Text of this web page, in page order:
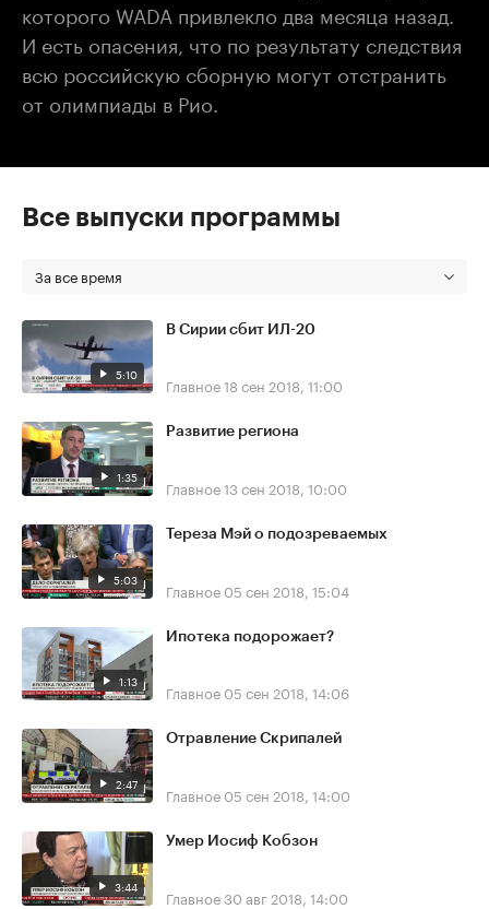
которого WADA привлекло два месяца назад.
И есть опасения, что по результату следствия
всю российскую сборную могут отстранить
от олимпиады в Рио.
Все выпуски программы
За все время
5:10
В Сирии сбит ИЛ-20
Главное18 сен 2018, 11:00
1:35
Развитие региона
Главное13 сен 2018, 10:00
5:03
Тереза Мэй о подозреваемых
Главное 05 сен 2018, 15:04
1:13
Ипотека подорожает?
Главное 05 сен 2018, 14:06
2:47
Отравление Скрипалей
Главное 05 сен 2018, 14:00
3:44
Умер Иосиф Кобзон
Главное30 авг 2018, 14:00